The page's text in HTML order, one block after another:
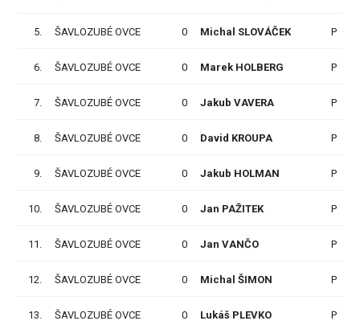
5. ŠAVLOZUBÉ OVCE 0 Michal SLOVÁČEK P
6. ŠAVLOZUBÉ OVCE 0 Marek HOLBERG P
7. ŠAVLOZUBÉ OVCE 0 Jakub VAVERA P
8. ŠAVLOZUBÉ OVCE 0 David KROUPA P
9. ŠAVLOZUBÉ OVCE 0 Jakub HOLMAN P
10. ŠAVLOZUBÉ OVCE 0 Jan PAŽITEK P
11. ŠAVLOZUBÉ OVCE 0 Jan VANČO P
12. ŠAVLOZUBÉ OVCE 0 Michal ŠIMON P
13. ŠAVLOZUBÉ OVCE 0 Lukáš PLEVKO P